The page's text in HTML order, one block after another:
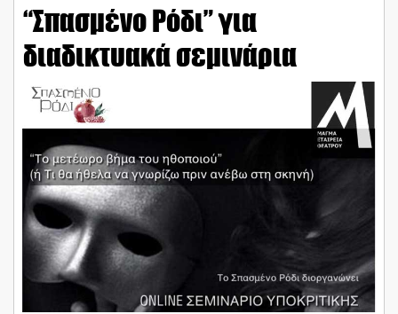
“Σπασμένο Ρόδι” για
διαδικτυακά σεμινάρια